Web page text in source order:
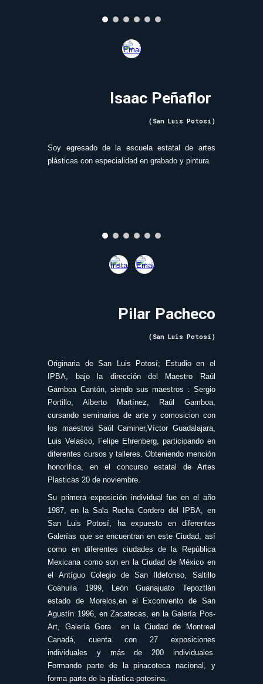
Isaac Peñaflor
(San Luis Potosí)
Soy egresado de la escuela estatal de artes
plásticas con especialidad en grabado y pintura.
Pilar Pacheco
(San Luis Potosí)
Originaria de San Luis Potosí; Estudio en el
IPBA, bajo la dirección del Maestro Raúl
Gamboa Cantón, siendo sus maestros : Sergio
Portillo, Alberto Martínez, Raúl Gamboa,
cursando seminarios de arte y comosicion con
los maestros Saúl Caminer,Víctor Guadalajara,
Luis Velasco, Felipe Ehrenberg, participando en
diferentes cursos y talleres. Obteniendo mención
honorífica, en el concurso estatal de Artes
Plasticas 20 de noviembre.
Su primera exposición individual fue en el año
1987, en la Sala Rocha Cordero del IPBA, en
San Luis Potosí, ha expuesto en diferentes
Galerías que se encuentran en este Ciudad, así
como en diferentes ciudades de la República
Mexicana como son en la Ciudad de México en
el Antíguo Colegio de San Ildefonso, Saltillo
Coahuila 1999, León Guanajuato Tepoztlán
estado de Morelos,en el Exconvento de San
Agustín 1996, en Zacatecas, en la Galería Pos-
Art, Galería Gora en la Ciudad de Montreal
Canadá, cuenta con 27 exposiciones
individuales y más de 200 individuales.
Formando parte de la pinacoteca nacional, y
forma parte de la plástica potosina.